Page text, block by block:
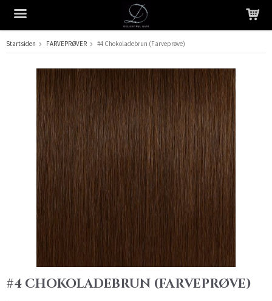
Produktet er blevet tilføjet til din indkøbskurv
Startsiden FARVEPRØVER #4 Chokoladebrun (Farveprøve)
#4 CHOKOLADEBRUN (FARVEPRØVE)